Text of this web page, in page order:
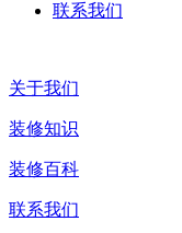
联系我们
关于我们
装修知识
装修百科
联系我们